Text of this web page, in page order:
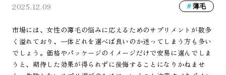
2025.12.09 薄毛
市場には、女性の薄毛の悩みに応えるためのサプリメントが数多
く溢れており、一体どれを選べば良いのか迷ってしまう方も多い
でしょう。価格やパッケージのイメージだけで安易に選んでしま
うと、期待した効果が得られずに後悔することになりかねませ